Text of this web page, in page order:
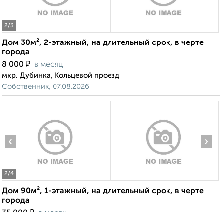
2/3
Дом 30м², 2-этажный, на длительный срок, в черте
города
8 000 ₽ в месяц
мкр. Дубинка, Кольцевой проезд
Собственник, 07.08.2026
2/4
‹ ›
Дом 90м², 1-этажный, на длительный срок, в черте
города